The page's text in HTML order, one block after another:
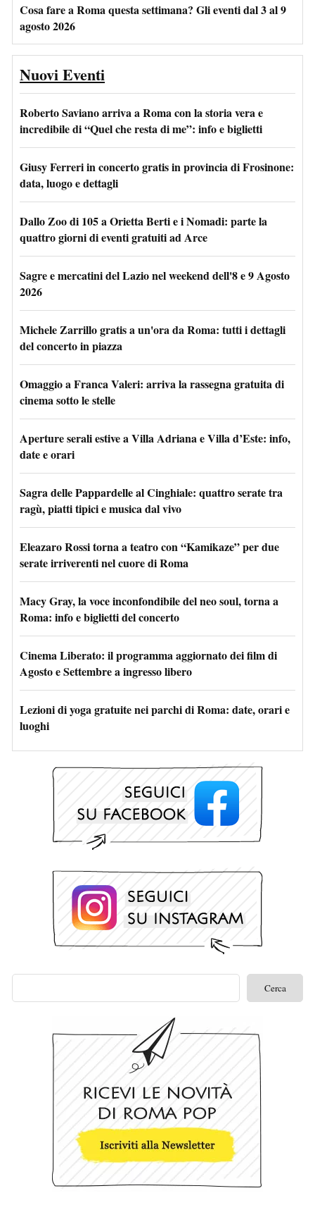
Cosa fare a Roma questa settimana? Gli eventi dal 3 al 9
agosto 2026
Nuovi Eventi
Roberto Saviano arriva a Roma con la storia vera e
incredibile di “Quel che resta di me”: info e biglietti
Giusy Ferreri in concerto gratis in provincia di Frosinone:
data, luogo e dettagli
Dallo Zoo di 105 a Orietta Berti e i Nomadi: parte la
quattro giorni di eventi gratuiti ad Arce
Sagre e mercatini del Lazio nel weekend dell'8 e 9 Agosto
2026
Michele Zarrillo gratis a un'ora da Roma: tutti i dettagli
del concerto in piazza
Omaggio a Franca Valeri: arriva la rassegna gratuita di
cinema sotto le stelle
Aperture serali estive a Villa Adriana e Villa d’Este: info,
date e orari
Sagra delle Pappardelle al Cinghiale: quattro serate tra
ragù, piatti tipici e musica dal vivo
Eleazaro Rossi torna a teatro con “Kamikaze” per due
serate irriverenti nel cuore di Roma
Macy Gray, la voce inconfondibile del neo soul, torna a
Roma: info e biglietti del concerto
Cinema Liberato: il programma aggiornato dei film di
Agosto e Settembre a ingresso libero
Lezioni di yoga gratuite nei parchi di Roma: date, orari e
luoghi